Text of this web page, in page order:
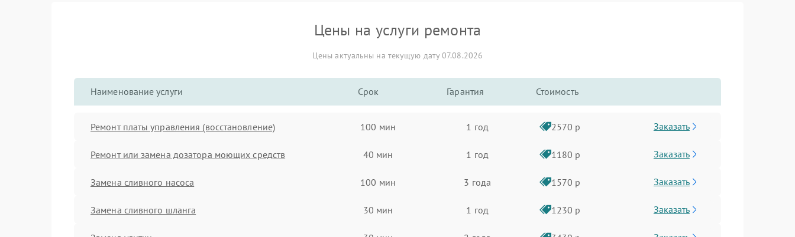
Цены на услуги ремонта
Цены актуальны на текущую дату 07.08.2026
Наименование услуги Срок Гарантия Стоимость
Ремонт платы управления (восстановление) 100 мин 1 год 2570 р Заказать
Ремонт или замена дозатора моющих средств 40 мин 1 год 1180 р Заказать
Замена сливного насоса 100 мин 3 года 1570 р Заказать
Замена сливного шланга 30 мин 1 год 1230 р Заказать